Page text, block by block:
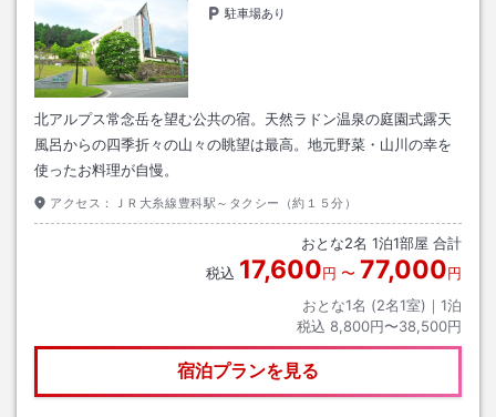
駐車場あり
北アルプス常念岳を望む公共の宿。天然ラドン温泉の庭園式露天
風呂からの四季折々の山々の眺望は最高。地元野菜・山川の幸を
使ったお料理が自慢。
アクセス： ＪＲ大糸線豊科駅～タクシー（約１５分）
おとな2名 1泊1部屋 合計
税込 17,600円 〜 77,000円
おとな1名 (2名1室)｜ 1泊
税込 8,800円〜38,500円
宿泊プランを見る